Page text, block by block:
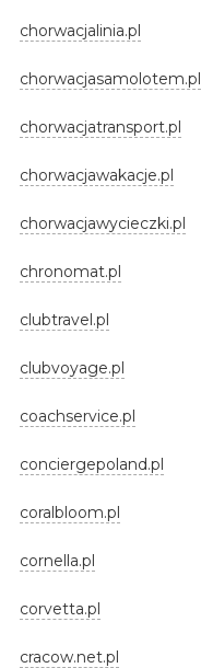
chorwacjalinia.pl
chorwacjasamolotem.pl
chorwacjatransport.pl
chorwacjawakacje.pl
chorwacjawycieczki.pl
chronomat.pl
clubtravel.pl
clubvoyage.pl
coachservice.pl
conciergepoland.pl
coralbloom.pl
cornella.pl
corvetta.pl
cracow.net.pl